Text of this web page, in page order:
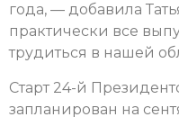
года, — добавила
практически все
трудиться в нашей
Старт 24-й
запланирован на